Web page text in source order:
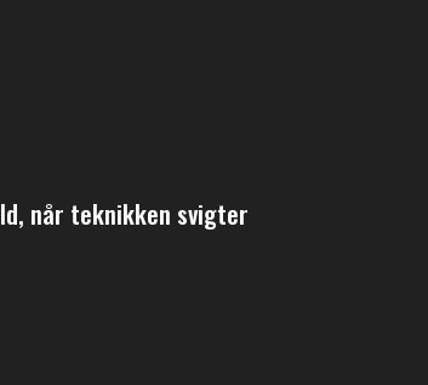
når teknikken svigter